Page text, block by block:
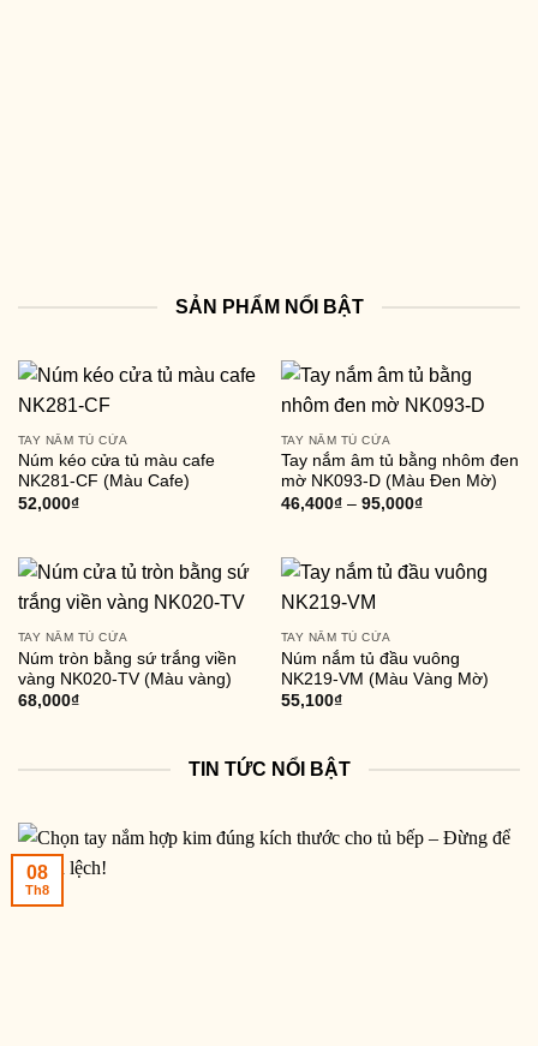
SẢN PHẨM NỔI BẬT
TAY NẮM TỦ CỬA
Núm kéo cửa tủ màu cafe
NK281-CF (Màu Cafe)
52,000₫
TAY NẮM TỦ CỬA
Tay nắm âm tủ bằng nhôm đen
mờ NK093-D (Màu Đen Mờ)
46,400₫– 95,000₫
TAY NẮM TỦ CỬA
Núm tròn bằng sứ trắng viền
vàng NK020-TV (Màu vàng)
68,000₫
TAY NẮM TỦ CỬA
Núm nắm tủ đầu vuông
NK219-VM (Màu Vàng Mờ)
55,100₫
TIN TỨC NỔI BẬT
08
Th8